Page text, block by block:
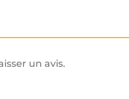
un avis.